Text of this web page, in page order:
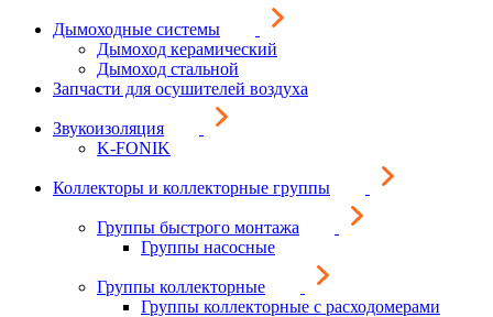
Дымоходные системы
Дымоход керамический
Дымоход стальной
Запчасти для осушителей воздуха
Звукоизоляция
K-FONIK
Коллекторы и коллекторные группы
Группы быстрого монтажа
Группы насосные
Группы коллекторные
Группы коллекторные с расходомерами